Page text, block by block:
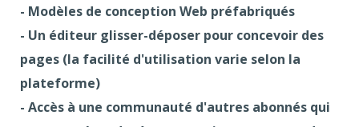
- Modèles de conception Web préfabriqués
- Un éditeur glisser-déposer pour concevoir des
pages (la facilité d'utilisation varie selon la
plateforme)
- Accès à une communauté d'autres abonnés qui